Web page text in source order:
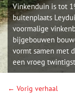
Vinkenduin is tot
buitenplaats
voormalige
bijgebouwen
vormt samen met
een vroeg
← Vorig verhaal